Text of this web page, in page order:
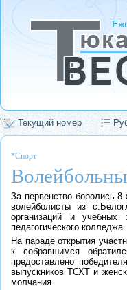
Текущий номер
*Спорт
За первенство боролись
волейболисты из
организаций и учебных
педагогического колледжа.
На параде открытия
к собравшимся
предоставлено
выпускников ТСХТ и
молчания.